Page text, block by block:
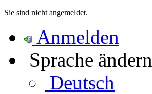
Sie sind nicht angemeldet.
Anmelden
Sprache ändern
Deutsch